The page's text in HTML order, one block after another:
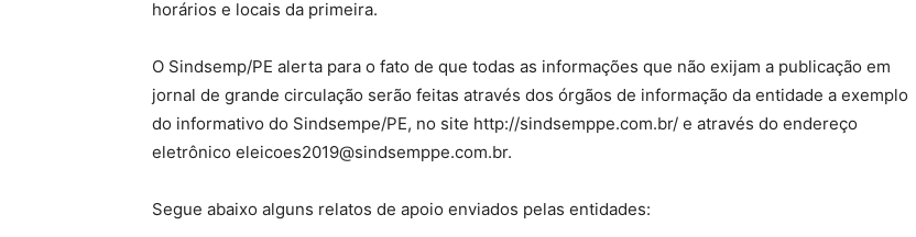
horários e locais da primeira.
O Sindsemp/PE alerta para o fato de que todas as informações que não exijam a publicação em
jornal de grande circulação serão feitas através dos órgãos de informação da entidade a exemplo
do informativo do Sindsempe/PE, no site http://sindsemppe.com.br/ e através do endereço
eletrônico eleicoes2019@sindsemppe.com.br.
Segue abaixo alguns relatos de apoio enviados pelas entidades: